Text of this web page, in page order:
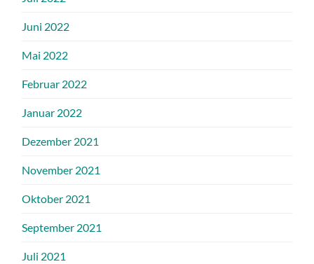
Juni 2022
Mai 2022
Februar 2022
Januar 2022
Dezember 2021
November 2021
Oktober 2021
September 2021
Juli 2021